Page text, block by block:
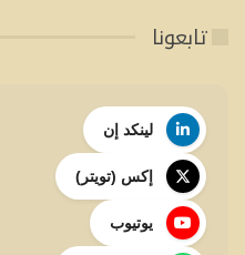
تابعونا
لينكد إن
إكس (تويتر)
يوتيوب